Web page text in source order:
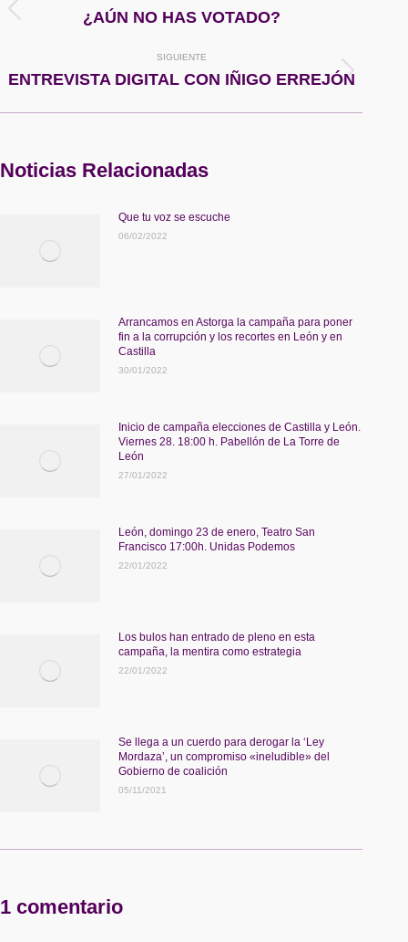
entre
publicaciones
Publicación
¿AÚN NO HAS VOTADO?
SIGUIENTE
Publicación
ENTREVISTA DIGITAL CON IÑIGO ERREJÓN
Noticias Relacionadas
Que tu voz se escuche
06/02/2022
Arrancamos en Astorga la campaña para poner
fin a la corrupción y los recortes en León y en
Castilla
30/01/2022
Inicio de campaña elecciones de Castilla y León.
Viernes 28. 18:00 h. Pabellón de La Torre de
León
27/01/2022
León, domingo 23 de enero, Teatro San
Francisco 17:00h. Unidas Podemos
22/01/2022
Los bulos han entrado de pleno en esta
campaña, la mentira como estrategia
22/01/2022
Se llega a un cuerdo para derogar la ‘Ley
Mordaza’, un compromiso «ineludible» del
Gobierno de coalición
05/11/2021
1 comentario